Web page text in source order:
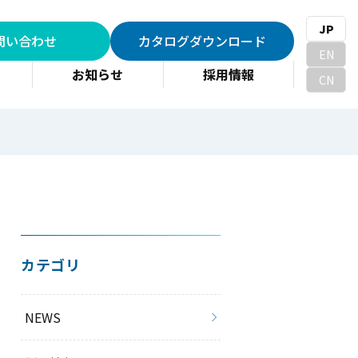
い合わせ
カタログダウンロード
お知らせ
採用情報
JP
EN
CN
カテゴリ
NEWS